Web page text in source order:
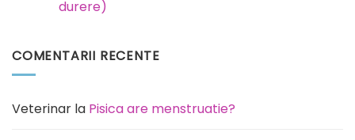
Ilfov
Rottweiler:
boli
predispusă
durere)
Pisica
la
rutină
COMENTARII RECENTE
Veterinar la Pisica are menstruatie?